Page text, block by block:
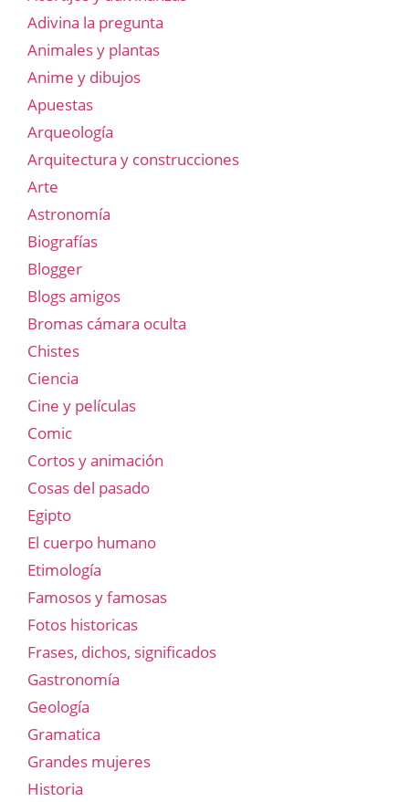
Adivina la pregunta
Animales y plantas
Anime y dibujos
Apuestas
Arqueología
Arquitectura y construcciones
Arte
Astronomía
Biografías
Blogger
Blogs amigos
Bromas cámara oculta
Chistes
Ciencia
Cine y películas
Comic
Cortos y animación
Cosas del pasado
Egipto
El cuerpo humano
Etimología
Famosos y famosas
Fotos historicas
Frases, dichos, significados
Gastronomía
Geología
Gramatica
Grandes mujeres
Historia